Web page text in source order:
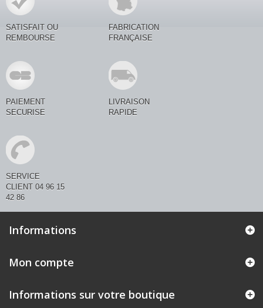
SATISFAIT OU
REMBOURSE
FABRICATION
FRANÇAISE
PAIEMENT
SECURISE
LIVRAISON
RAPIDE
SERVICE
CLIENT 04 96 15
42 86
Informations
Mon compte
Informations sur votre boutique